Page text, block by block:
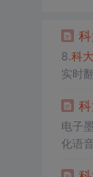
8. 科
实时
铝合
电子
化语